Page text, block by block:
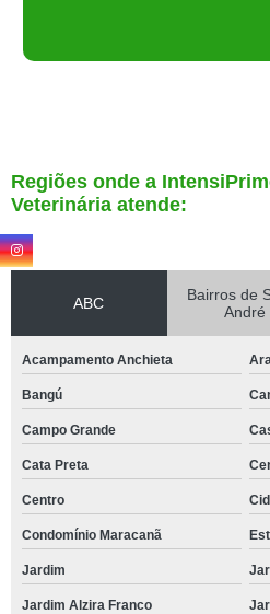
Regiões onde a
Veterinária atende:
ABC
Bairros de
André
Acampamento Anchieta
Bangú
Campo Grande
Cata Preta
Centro
Condomínio Maracanã
Jardim
Jardim Alzira Franco